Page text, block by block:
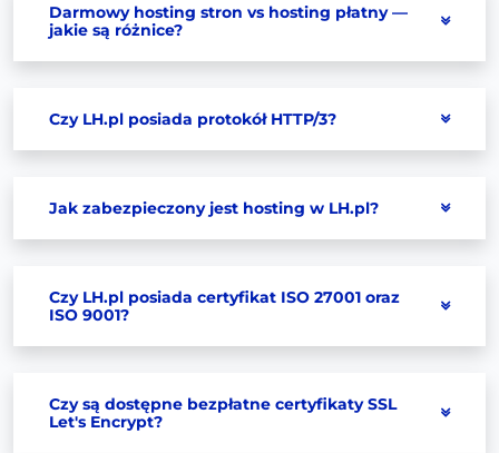
Darmowy hosting stron vs hosting płatny —
jakie są różnice?
Czy LH.pl posiada protokół HTTP/3?
Jak zabezpieczony jest hosting w LH.pl?
Czy LH.pl posiada certyfikat ISO 27001 oraz
ISO 9001?
Czy są dostępne bezpłatne certyfikaty SSL
Let's Encrypt?